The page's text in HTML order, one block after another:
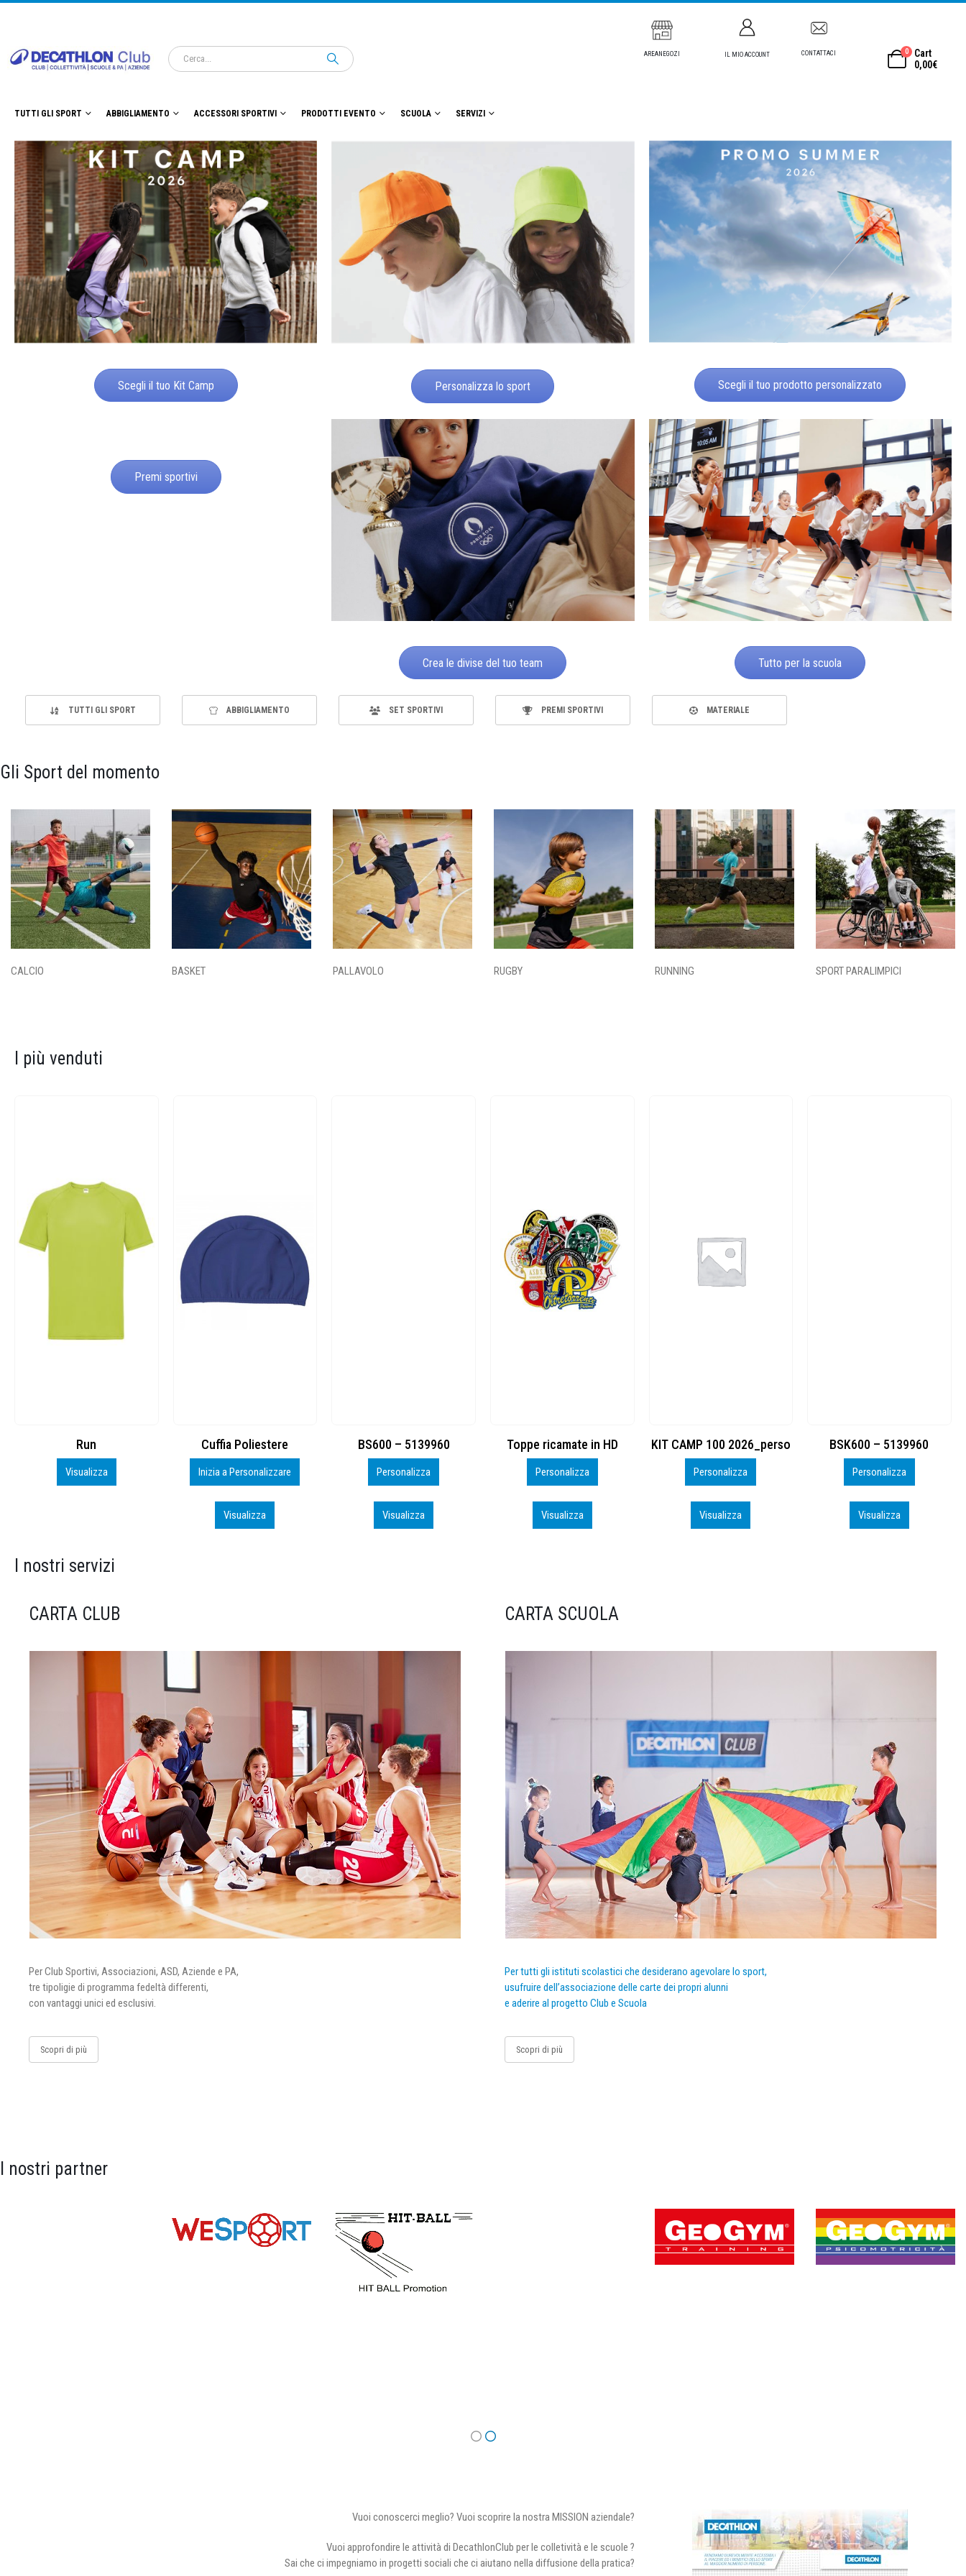
AREANEGOZI IL MIO ACCOUNT CONTATTACI 0
Cart
0,00€
TUTTI GLI SPORT ABBIGLIAMENTO ACCESSORI SPORTIVI PRODOTTI EVENTO SCUOLA SERVIZI
Scegli il tuo Kit Camp Personalizza lo sport Scegli il tuo prodotto personalizzato
Premi sportivi
Crea le divise del tuo team Tutto per la scuola
TUTTI GLI SPORT ABBIGLIAMENTO SET SPORTIVI PREMI SPORTIVI MATERIALE
Gli Sport del momento
CALCIO BASKET PALLAVOLO RUGBY RUNNING SPORT PARALIMPICI
I più venduti
Cuffia Poliestere
Inizia a Personalizzare
BS600 – 5139960
Personalizza
Visualizza
Toppe ricamate in HD
Personalizza
Visualizza
KIT CAMP 100 2026_perso
Personalizza
Visualizza
BSK600 – 5139960
Personalizza
Visualizza
DTF
Personalizza
Visualizza
I nostri servizi
CARTA CLUB
Per Club Sportivi, Associazioni, ASD, Aziende e PA,
tre tipoligie di programma fedeltà differenti,
con vantaggi unici ed esclusivi.
Scopri di più
CARTA SCUOLA
Per tutti gli istituti scolastici che desiderano agevolare lo sport,
usufruire dell’associazione delle carte dei propri alunni
e aderire al progetto Club e Scuola
Scopri di più
I nostri partner
Vuoi conoscerci meglio? Vuoi scoprire la nostra MISSION aziendale?
Vuoi approfondire le attività di DecathlonClub per le colletività e le scuole ?
Sai che ci impegniamo in progetti sociali che ci aiutano nella diffusione della pratica?